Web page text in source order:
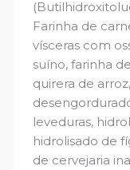
Farinha de
vísceras com
suíno, farinha
quirera de
leveduras,
hidrolisado de
de cervejaria